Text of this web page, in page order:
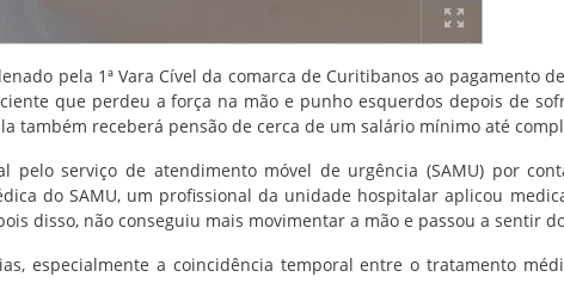
pela 1ª Vara Cível da comarca de Curitibanos ao pagamento
que perdeu a força na mão e punho esquerdos depois de
também receberá pensão de cerca de um salário mínimo até
pelo serviço de atendimento móvel de urgência (SAMU) por
do SAMU, um profissional da unidade hospitalar aplicou
disso, não conseguiu mais movimentar a mão e passou a sentir
especialmente a coincidência temporal entre o tratamento